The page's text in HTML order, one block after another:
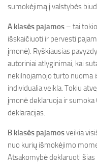
sumokėjimą į valstybės
A klasės pajamos – tai
išskaičiuoti ir pervesti
įmonė). Ryškiausias
autoriniai atlyginimai, kai
nekilnojamojo turto nuoma
individualia veikla. Tokiu
įmonė deklaruoja ir
deklaracijas.
B klasės pajamosveikia
nuo kurių išmokėjimo
Atsakomybė deklaruoti